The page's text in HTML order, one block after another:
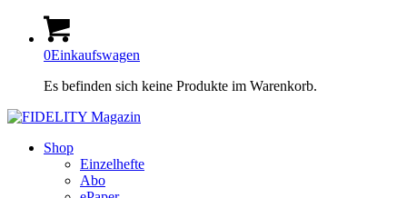
0Einkaufswagen
Es befinden sich keine Produkte im Warenkorb.
Shop
Einzelhefte
Abo